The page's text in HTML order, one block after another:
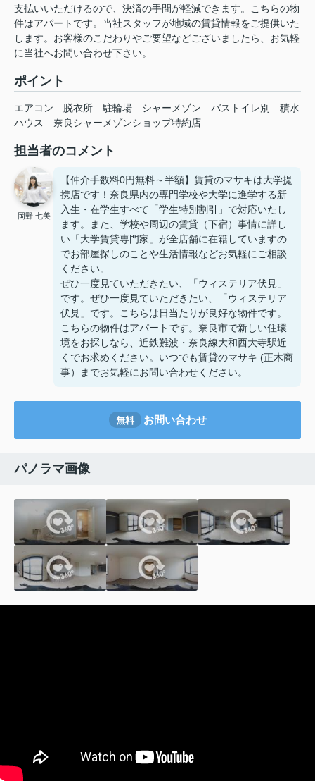
支払いいただけるので、決済の手間が軽減できます。こちらの物
件はアパートです。当社スタッフが地域の賃貸情報をご提供いた
します。お客様のこだわりやご要望などございましたら、お気軽
に当社へお問い合わせ下さい。
ポイント
エアコン 脱衣所 駐輪場 シャーメゾン バストイレ別
積水
ハウス
奈良シャーメゾンショップ特約店
担当者のコメント
岡野 七美
【仲介手数料0円無料～半額】賃貸のマサキは大学提
携店です！奈良県内の専門学校や大学に進学する新
入生・在学生すべて「学生特別割引」で対応いたし
ます。また、学校や周辺の賃貸（下宿）事情に詳し
い「大学賃貸専門家」が全店舗に在籍していますの
でお部屋探しのことや生活情報などお気軽にご相談
ください。
ぜひ一度見ていただきたい、「ウィステリア伏見」
です。ぜひ一度見ていただきたい、「ウィステリア
伏見」です。こちらは日当たりが良好な物件です。
こちらの物件はアパートです。奈良市で新しい住環
境をお探しなら、近鉄難波・奈良線大和西大寺駅近
くでお求めください。いつでも賃貸のマサキ (正木商
事）までお気軽にお問い合わせください。
無料 お問い合わせ
パノラマ画像